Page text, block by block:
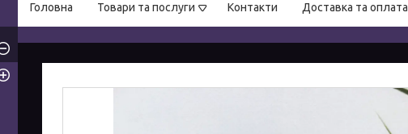
Головна Товари та послуги Контакти Доставка та оплата